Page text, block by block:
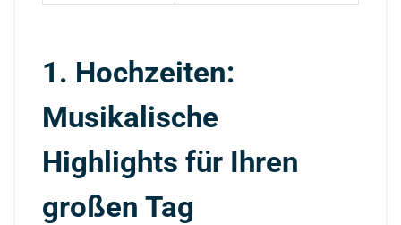
1. Hochzeiten:
Musikalische
Highlights für Ihren
großen Tag